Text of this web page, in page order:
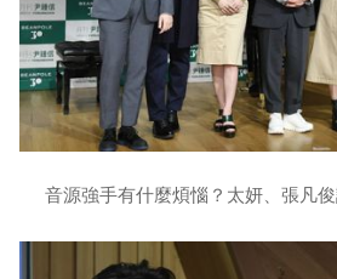
音源強手有什麼煩惱？太妍、張凡